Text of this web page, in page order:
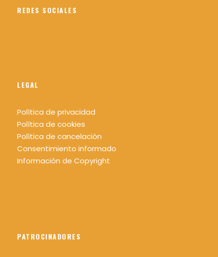
REDES SOCIALES
LEGAL
Política de privacidad
Política de cookies
Política de cancelación
Consentimiento informado
Información de Copyright
PATROCINADORES